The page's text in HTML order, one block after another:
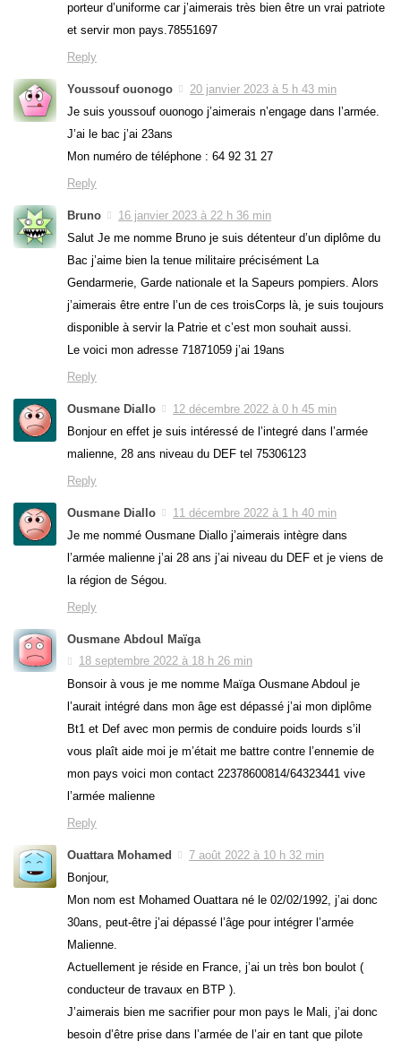
porteur d’uniforme car j’aimerais très bien être un vrai patriote
et servir mon pays.78551697
Reply
Youssouf ouonogo
20 janvier 2023 à 5 h 43 min
Je suis youssouf ouonogo j’aimerais n’engage dans l’armée.
J’ai le bac j’ai 23ans
Mon numéro de téléphone : 64 92 31 27
Reply
Bruno
16 janvier 2023 à 22 h 36 min
Salut Je me nomme Bruno je suis détenteur d’un diplôme du
Bac j’aime bien la tenue militaire précisément La
Gendarmerie, Garde nationale et la Sapeurs pompiers. Alors
j’aimerais être entre l’un de ces troisCorps là, je suis toujours
disponible à servir la Patrie et c’est mon souhait aussi.
Le voici mon adresse 71871059 j’ai 19ans
Reply
Ousmane Diallo
12 décembre 2022 à 0 h 45 min
Bonjour en effet je suis intéressé de l’integré dans l’armée
malienne, 28 ans niveau du DEF tel 75306123
Reply
Ousmane Diallo
11 décembre 2022 à 1 h 40 min
Je me nommé Ousmane Diallo j’aimerais intègre dans
l’armée malienne j’ai 28 ans j’ai niveau du DEF et je viens de
la région de Ségou.
Reply
Ousmane Abdoul Maïga
18 septembre 2022 à 18 h 26 min
Bonsoir à vous je me nomme Maïga Ousmane Abdoul je
l’aurait intégré dans mon âge est dépassé j’ai mon diplôme
Bt1 et Def avec mon permis de conduire poids lourds s’il
vous plaît aide moi je m’était me battre contre l’ennemie de
mon pays voici mon contact 22378600814/64323441 vive
l’armée malienne
Reply
Ouattara Mohamed
7 août 2022 à 10 h 32 min
Bonjour,
Mon nom est Mohamed Ouattara né le 02/02/1992, j’ai donc
30ans, peut-être j’ai dépassé l’âge pour intégrer l’armée
Malienne.
Actuellement je réside en France, j’ai un très bon boulot (
conducteur de travaux en BTP ).
J’aimerais bien me sacrifier pour mon pays le Mali, j’ai donc
besoin d’être prise dans l’armée de l’air en tant que pilote